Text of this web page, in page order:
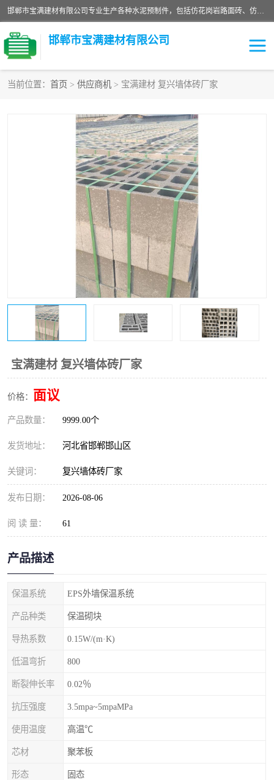
邯郸市宝满建材有限公司专业生产各种水泥预制件，包括仿花岗岩路面砖、仿花岗岩人行道砖、仿花岗岩路侧石、烧结砖、植草砖、码头砖连锁块、仿花岗岩路侧石、沙井盖、水泥盖板等各种水泥制品
邯郸市宝满建材有限公司
当前位置： 首页 > 供应商机 > 宝满建材 复兴墙体砖厂家
宝满建材 复兴墙体砖厂家
价格： 面议
产品数量： 9999.00个
发货地址： 河北省邯郸邯山区
关键词： 复兴墙体砖厂家
发布日期： 2026-08-06
阅 读 量： 61
产品描述
保温系统 EPS外墙保温系统
产品种类 保温砌块
导热系数 0.15W/(m·K)
低温弯折 800
断裂伸长率 0.02％
抗压强度 3.5mpa~5mpaMPa
使用温度 高温℃
芯材 聚苯板
形态 固态
混凝土路沿石
便道砖
花岗岩路岩石 盲道砖
pc仿石砖